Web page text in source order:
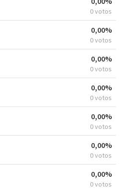
0 votos
0,00%
0 votos
0,00%
0 votos
0,00%
0 votos
0,00%
0 votos
0,00%
0 votos
0,00%
0 votos